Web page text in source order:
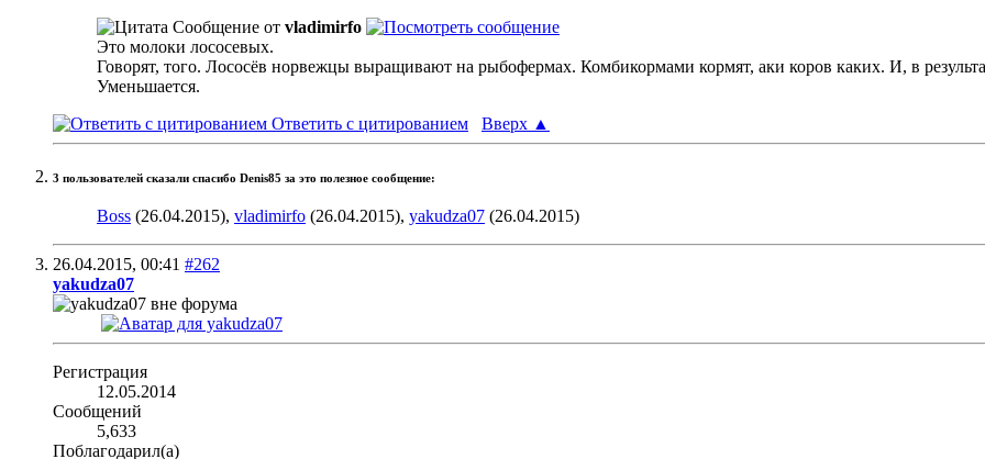
Сообщение от vladimirfo
Это молоки лососевых.
Говорят, того. Лососёв норвежцы выращивают на рыбофермах. Комбикормами кормят, аки коров каких. И, в
Уменьшается.
Ответить с цитированием
Вверх ▲
3 пользователей сказали cпасибо Denis85 за это полезное сообщение:
Boss (26.04.2015), vladimirfo (26.04.2015), yakudza07 (26.04.2015)
26.04.2015, 00:41 #262
yakudza07
Регистрация
12.05.2014
Сообщений
5,633
Поблагодарил(а)